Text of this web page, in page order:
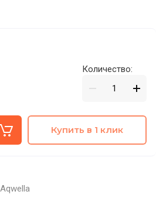
Количество:
Купить в 1 клик
Aqwella